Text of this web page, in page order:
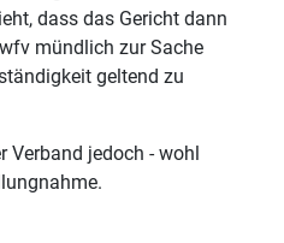
dass das Gericht dann
mündlich zur Sache
geltend zu
Verband jedoch - wohl